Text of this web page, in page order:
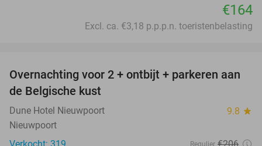
€164
Excl. ca. €3,18 p.p.p.n. toeristenbelasting
28%
Overnachting voor 2 + ontbijt + parkeren aan
de Belgische kust
Dune Hotel Nieuwpoort 9.8 star
Nieuwpoort
Regulier